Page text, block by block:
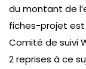
du montant de
fiches-projet est
Comité de suivi
2 reprises à ce